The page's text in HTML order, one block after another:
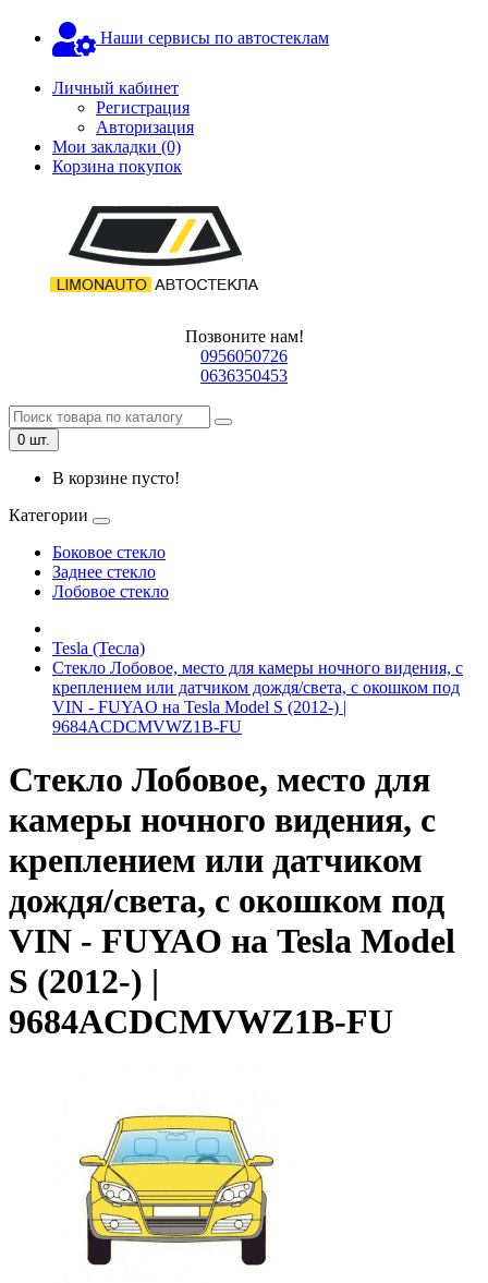
Наши сервисы по автостеклам
Личный кабинет
Регистрация
Авторизация
Мои закладки (0)
Корзина покупок
Позвоните нам!
0956050726
0636350453
0 шт.
В корзине пусто!
Категории
Боковое стекло
Заднее стекло
Лобовое стекло
Tesla (Тесла)
Стекло Лобовое, место для камеры ночного видения, с
креплением или датчиком дождя/света, с окошком под
VIN - FUYAO на Tesla Model S (2012-) |
9684ACDCMVWZ1B-FU
Стекло Лобовое, место для
камеры ночного видения, с
креплением или датчиком
дождя/света, с окошком под
VIN - FUYAO на Tesla Model
S (2012-) |
9684ACDCMVWZ1B-FU